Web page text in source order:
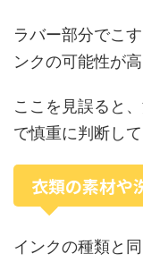
ラバー部分でこ
ンクの可能性が高
ここを見誤ると
で慎重に判断し
衣類の素材や
インクの種類と